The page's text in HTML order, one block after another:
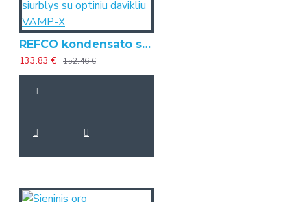
REFCO kondensato siurblys su optiniu davikliu VAMP-X
133.83 € 152.46 €